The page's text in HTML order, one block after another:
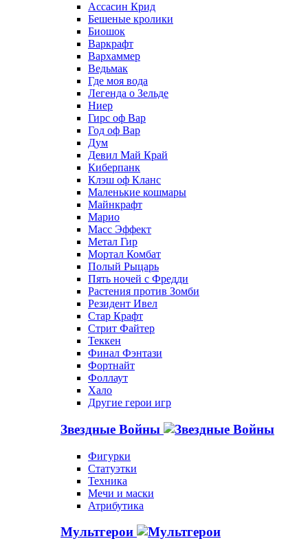
Ассасин Крид
Бешеные кролики
Биошок
Варкрафт
Вархаммер
Ведьмак
Где моя вода
Легенда о Зельде
Ниер
Гирс оф Вар
Год оф Вар
Дум
Девил Май Край
Киберпанк
Клэш оф Кланс
Маленькие кошмары
Майнкрафт
Марио
Масс Эффект
Метал Гир
Мортал Комбат
Полый Рыцарь
Пять ночей с Фредди
Растения против Зомби
Резидент Ивел
Стар Крафт
Стрит Файтер
Теккен
Финал Фэнтази
Фортнайт
Фоллаут
Хало
Другие герои игр
Звездные Войны
Фигурки
Статуэтки
Техника
Мечи и маски
Атрибутика
Мультгерои